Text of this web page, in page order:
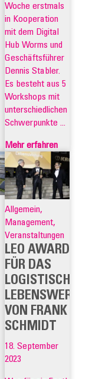
Woche erstmals
in Kooperation
mit dem Digital
Hub Worms und
Geschäftsführer
Dennis Stabler.
Es besteht aus 5
Workshops mit
unterschiedlichen
Schwerpunkte ...
Mehr erfahren
Allgemein,
Management,
Veranstaltungen
LEO AWARD
FÜR DAS
LOGISTISCHE
LEBENSWERK
VON FRANK
SCHMIDT
18. September
2023